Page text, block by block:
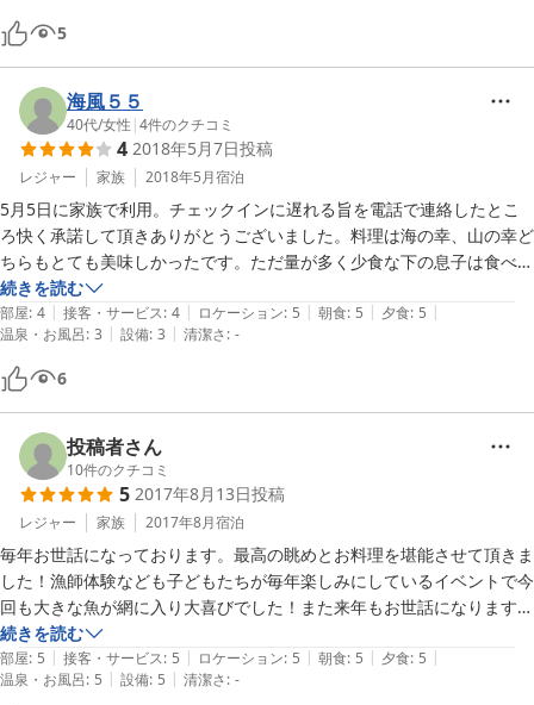
5
海風５５
40代/女性 |4件のクチコミ
4 2018年5月7日投稿
レジャー 家族 2018年5月宿泊
5月5日に家族で利用。チェックインに遅れる旨を電話で連絡したとこ
ろ快く承諾して頂きありがとうございました。料理は海の幸、山の幸ど
ちらもとても美味しかったです。ただ量が多く少食な下の息子は食べき
れず、私も残してしまったので申し訳なかったです。また家族で釣りに
行く時は利用させて頂きます。
続きを読む
部屋: 4 | 接客・サービス: 4 | ロケーション: 5 | 朝食: 5 | 夕食: 5 |
温泉・お風呂: 3 | 設備: 3 | 清潔さ: -
6
投稿者さん
10件のクチコミ
5 2017年8月13日投稿
レジャー 家族 2017年8月宿泊
毎年お世話になっております。最高の眺めとお料理を堪能させて頂きま
した！漁師体験なども子どもたちが毎年楽しみにしているイベントで今
回も大きな魚が網に入り大喜びでした！また来年もお世話になります。
ありがとうございました。
続きを読む
部屋: 5 | 接客・サービス: 5 | ロケーション: 5 | 朝食: 5 | 夕食: 5 |
温泉・お風呂: 5 | 設備: 5 | 清潔さ: -